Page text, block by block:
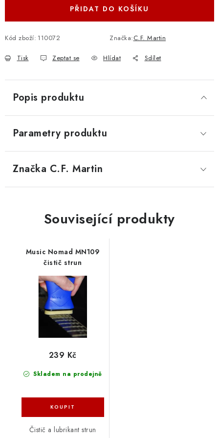
PŘIDAT DO KOŠÍKU
Kód zboží: 110072 Značka:C.F. Martin
Tisk Zeptat se Hlídat Sdílet
Popis produktu
Parametry produktu
Značka C.F. Martin
Související produkty
Music Nomad MN109
čistič strun
Skladem na prodejně
239 Kč
Čistič a lubrikant strun